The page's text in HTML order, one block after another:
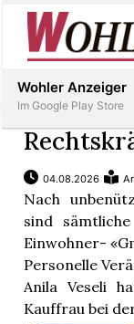
Immobilien
Veranstaltungen
Stellen
04.08.2026
Nach
sind
Einwohner-
Personelle
Anila Veseli
Kauffrau bei
Wohler Anzeiger
Im Google Play Store